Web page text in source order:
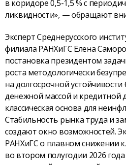
в коридоре 0,5-1,5 % с
ликвидности», — обращают
Эксперт Среднерусского
филиала РАНХиГС Елена
постановка президентом
роста методологически
на долгосрочной
денежной массой и кредитной
классическая основа для
Стабильность рынка труда и
создают окно возможностей.
РАНХиГС о плавном снижении
во втором полугодии 2026